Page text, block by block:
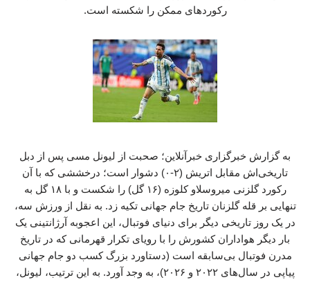
رکوردهای ممکن را شکسته است.
به گزارش خبرگزاری خبرآنلاین؛ صحبت از لیونل مسی پس از دبل
تاریخی‌اش مقابل اتریش (۲-۰) دشوار است؛ درخششی که با آن
رکورد گلزنی میروسلاو کلوزه (۱۶ گل) را شکست و با ۱۸ گل به
تنهایی بر قله گلزنان تاریخ جام جهانی تکیه زد. به نقل از ورزش سه،
در یک روز تاریخی دیگر برای دنیای فوتبال، این اعجوبه آرژانتینی یک
بار دیگر هواداران کشورش را با رویای تکرار قهرمانی که در تاریخ
مدرن فوتبال بی‌سابقه است (دستاورد بزرگ کسب دو جام جهانی
پیاپی در سال‌های ۲۰۲۲ و ۲۰۲۶)، به وجد آورد. به این ترتیب، لیونل،